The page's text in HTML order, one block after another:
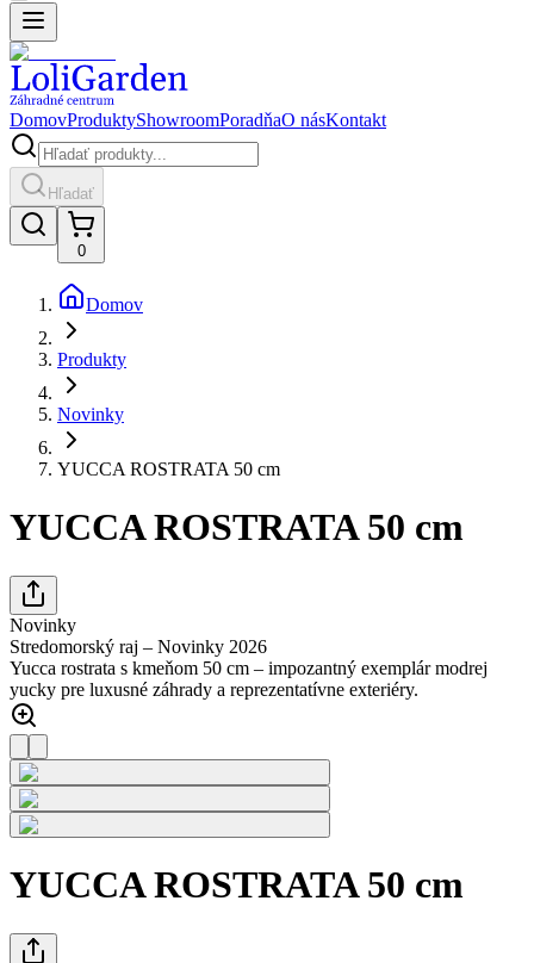
DomovProduktyShowroomPoradňaO násKontakt
Hľadať
0
Domov
Produkty
Novinky
YUCCA ROSTRATA 50 cm
YUCCA ROSTRATA 50 cm
Novinky
Stredomorský raj – Novinky 2026
Yucca rostrata s kmeňom 50 cm – impozantný exemplár modrej
yucky pre luxusné záhrady a reprezentatívne exteriéry.
YUCCA ROSTRATA 50 cm